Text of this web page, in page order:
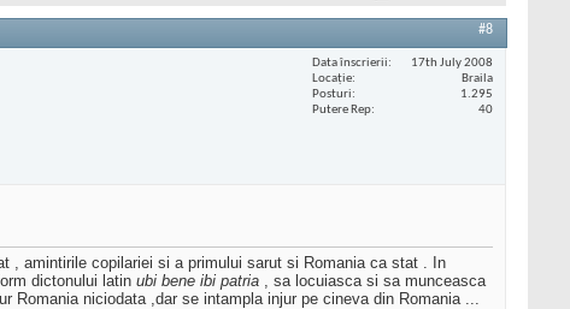
#8
Data înscrierii
17th July 2008
Locaţie
Braila
Posturi
1.295
Putere Rep
40
, amintirile copilariei si a primului sarut si Romania ca stat . In
dictonului latin ubi bene ibi patria
, sa locuiasca si sa munceasca
niciodata ,dar se intampla injur pe cineva din Romania ...